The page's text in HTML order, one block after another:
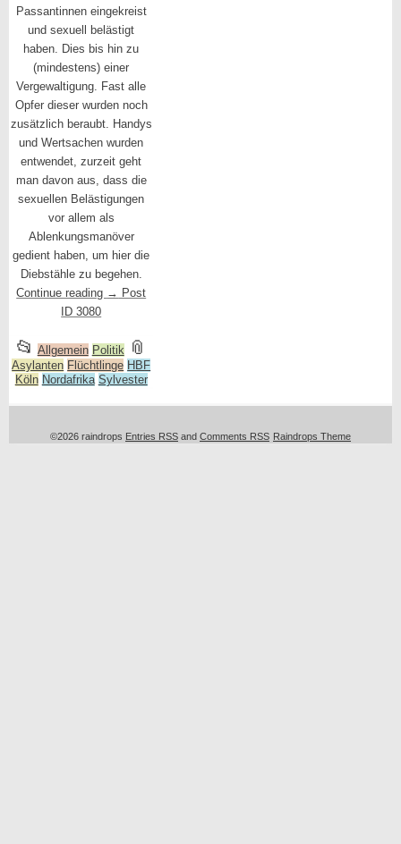
Passantinnen eingekreist
und sexuell belästigt
haben. Dies bis hin zu
(mindestens) einer
Vergewaltigung. Fast alle
Opfer dieser wurden noch
zusätzlich beraubt. Handys
und Wertsachen wurden
entwendet, zurzeit geht
man davon aus, dass die
sexuellen Belästigungen
vor allem als
Ablenkungsmanöver
gedient haben, um hier die
Diebstähle zu begehen.
Continue reading → Post
ID 3080
📂 This
entry
was
Allgemein Politik 📎
tagged
Asylanten Flüchtlinge HBF
Köln Nordafrika Sylvester
©2026 raindrops Entries RSS and Comments RSS Raindrops Theme